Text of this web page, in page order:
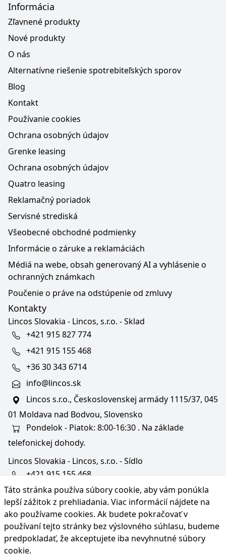
Táto stránka používa súbory cookie, aby vám ponúkla
lepší zážitok z prehliadania. Viac informácií nájdete na
ako používame cookies. Ak budete pokračovať v
používaní tejto stránky bez výslovného súhlasu, budeme
predpokladať, že akceptujete iba nevyhnutné súbory
cookie.
Informácia
Zľavnené produkty
Nové produkty
O nás
Alternatívne riešenie spotrebiteľských sporov
Blog
Kontakt
Používanie cookies
Ochrana osobných údajov
Grenke leasing
Ochrana osobných údajov
Quatro leasing
Reklamačný poriadok
Servisné strediská
Všeobecné obchodné podmienky
Informácie o záruke a reklamáciách
Médiá na webe, obsah generovaný AI a vyhlásenie o
ochranných známkach
Poučenie o práve na odstúpenie od zmluvy
Kontakty
Lincos Slovakia - Lincos, s.r.o. - Sklad
+421 915 827 774
+421 915 155 468
+36 30 343 6714
info@lincos.sk
Lincos s.r.o., Československej armády 1115/37, 045
01 Moldava nad Bodvou, Slovensko
Pondelok - Piatok: 8:00-16:30 . Na základe
telefonickej dohody.
Lincos Slovakia - Lincos, s.r.o. - Sídlo
+421 915 155 468
+36/30 343 6714
bratislava@lincos.sk
Lincos s.r.o., Rustaveliho 4, 831 06 Bratislava - m. č.
Rača, Slovensko
Iba sídlo firmy